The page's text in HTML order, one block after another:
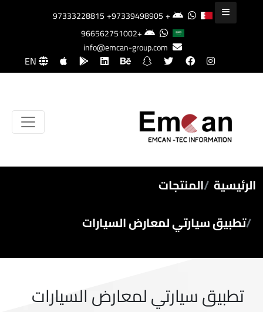
+97333228815
+97339498905
+966562751002
info@emcan-group.com
EN
الرئيسية المنتجات
تطبيق سيارتي لمعارض السيارات
تطبيق سيارتي لمعارض السيارات